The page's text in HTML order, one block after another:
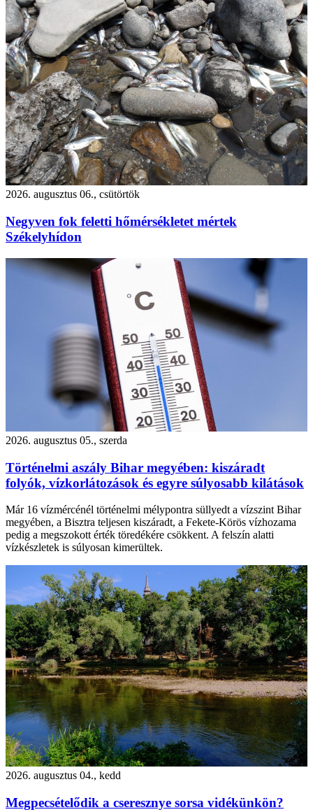
2026. augusztus 06., csütörtök
Negyven fok feletti hőmérsékletet mértek
Székelyhídon
2026. augusztus 05., szerda
Történelmi aszály Bihar megyében: kiszáradt
folyók, vízkorlátozások és egyre súlyosabb kilátások
Már 16 vízmércénél történelmi mélypontra süllyedt a vízszint Bihar
megyében, a Bisztra teljesen kiszáradt, a Fekete-Körös vízhozama
pedig a megszokott érték töredékére csökkent. A felszín alatti
vízkészletek is súlyosan kimerültek.
2026. augusztus 04., kedd
Megpecsételődik a cseresznye sorsa vidékünkön?